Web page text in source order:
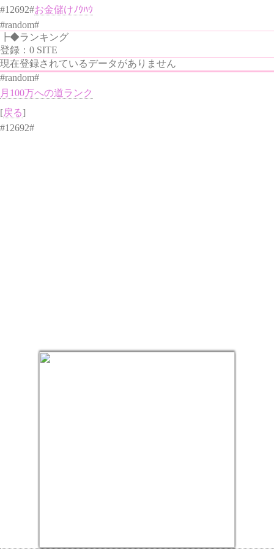
#12692#お金儲けﾉｳﾊｳ
#random#
┣◆ランキング
登録：0 SITE
現在登録されているデータがありません
#random#
月100万への道ランク
[戻る]
#12692#